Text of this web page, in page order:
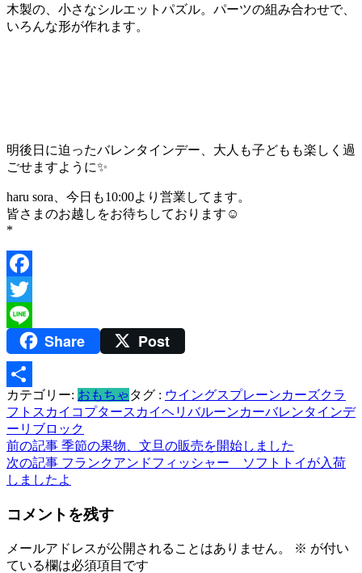
木製の、小さなシルエットパズル。パーツの組み合わせで、
いろんな形が作れます。
明後日に迫ったバレンタインデー、大人も子どもも楽しく過
ごせますように✨
haru sora、今日も10:00より営業してます。
皆さまのお越しをお待ちしております☺️
*
Facebook
Twitter
Line
Share Post
共
有
カテゴリー: おもちゃ タグ : ウイングスプレーンカーズクラ
フト スカイコプタースカイヘリ バルーンカーバレンタインデ
ー リブロック
投
稿
ビ
ゲ
前の記事 季節の果物、文旦の販売を開始しました
次の記事 フランクアンドフィッシャー ソフトトイが入荷
しましたよ
コメントを残す
メールアドレスが公開されることはありません。 ※ が付い
ている欄は必須項目です